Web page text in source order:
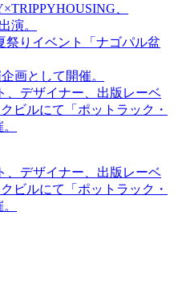
、
演。
りイベント「ナゴパル盆
画として開催。
、デザイナー、出版レーベ
ビルにて「ポットラック・
、デザイナー、出版レーベ
ビルにて「ポットラック・